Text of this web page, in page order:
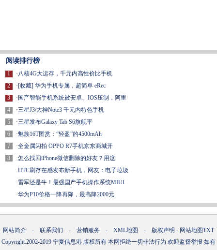
阅读排行榜
1
2
3
4
5
6
7
8
·八核4G大运存，千元内高性价比手机
·[收藏] 华为手机专属，超简单 eRec
· 国产智能手机系统被安卓、IOS压制，阿里
·三星J3/大神Note3 千元内特色手机
·三星发布Galaxy Tab S6旗舰平
·魅族16T图赏：“轻盈”的4500mAh
·全金属闪拍 OPPO R7手机京东商城开
·怎么找回iPhone微信删除的好友？用这
·HTC刷存在感发布新手机，网友：电子垃圾
·雷军还是牛！最强国产手机操作系统MIUI
·华为P10价格一降再降，最高降2000元
网站简介 - 联系我们 - 营销服务 - XML地图 - 版权声明 - 网站地图TXT
Copyright.2002-2019 宁夏信息港 版权所有 本网拒绝一切非法行为 欢迎监督举报 如有